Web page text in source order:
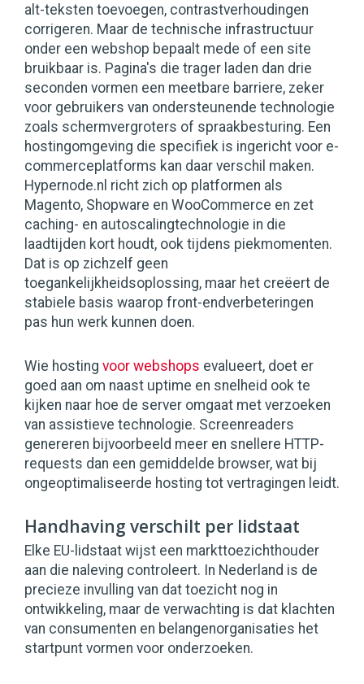
alt-teksten toevoegen, contrastverhoudingen
corrigeren. Maar de technische infrastructuur
onder een webshop bepaalt mede of een site
bruikbaar is. Pagina's die trager laden dan drie
seconden vormen een meetbare barriere, zeker
voor gebruikers van ondersteunende technologie
zoals schermvergroters of spraakbesturing. Een
hostingomgeving die specifiek is ingericht voor e-
commerceplatforms kan daar verschil maken.
Hypernode.nl richt zich op platformen als
Magento, Shopware en WooCommerce en zet
caching- en autoscalingtechnologie in die
laadtijden kort houdt, ook tijdens piekmomenten.
Dat is op zichzelf geen
toegankelijkheidsoplossing, maar het creëert de
stabiele basis waarop front-endverbeteringen
pas hun werk kunnen doen.
Wie hosting voor webshops evalueert, doet er
goed aan om naast uptime en snelheid ook te
kijken naar hoe de server omgaat met verzoeken
van assistieve technologie. Screenreaders
genereren bijvoorbeeld meer en snellere HTTP-
requests dan een gemiddelde browser, wat bij
ongeoptimaliseerde hosting tot vertragingen leidt.
Handhaving verschilt per lidstaat
Elke EU-lidstaat wijst een markttoezichthouder
aan die naleving controleert. In Nederland is de
precieze invulling van dat toezicht nog in
ontwikkeling, maar de verwachting is dat klachten
van consumenten en belangenorganisaties het
startpunt vormen voor onderzoeken.